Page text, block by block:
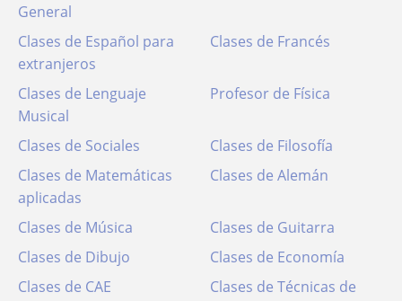
General
Clases de Español para
extranjeros
Clases de Francés
Clases de Lenguaje
Musical
Profesor de Física
Clases de Sociales
Clases de Filosofía
Clases de Matemáticas
aplicadas
Clases de Alemán
Clases de Música
Clases de Guitarra
Clases de Dibujo
Clases de Economía
Clases de CAE
Clases de Técnicas de